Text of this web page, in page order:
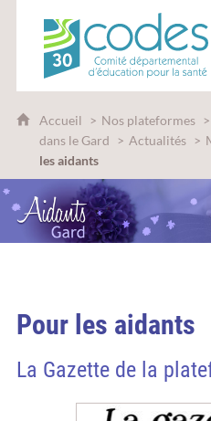
CoDES 30
Accueil Nos plateformes
dans le Gard
Actualités
les aidants
Pour les aidants
La Gazette de la